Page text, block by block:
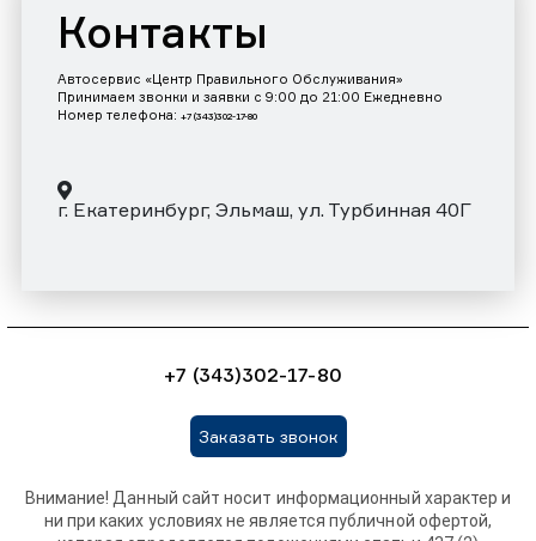
Контакты
Автосервис «Центр Правильного Обслуживания»
Принимаем звонки и заявки с 9:00 до 21:00 Ежедневно
Номер телефона: +7 (343)302-17-80
г. Екатеринбург, Эльмаш, ул. Турбинная 40Г
+7 (343)302-17-80
Заказать звонок
Внимание! Данный сайт носит информационный характер и
ни при каких условиях не является публичной офертой,